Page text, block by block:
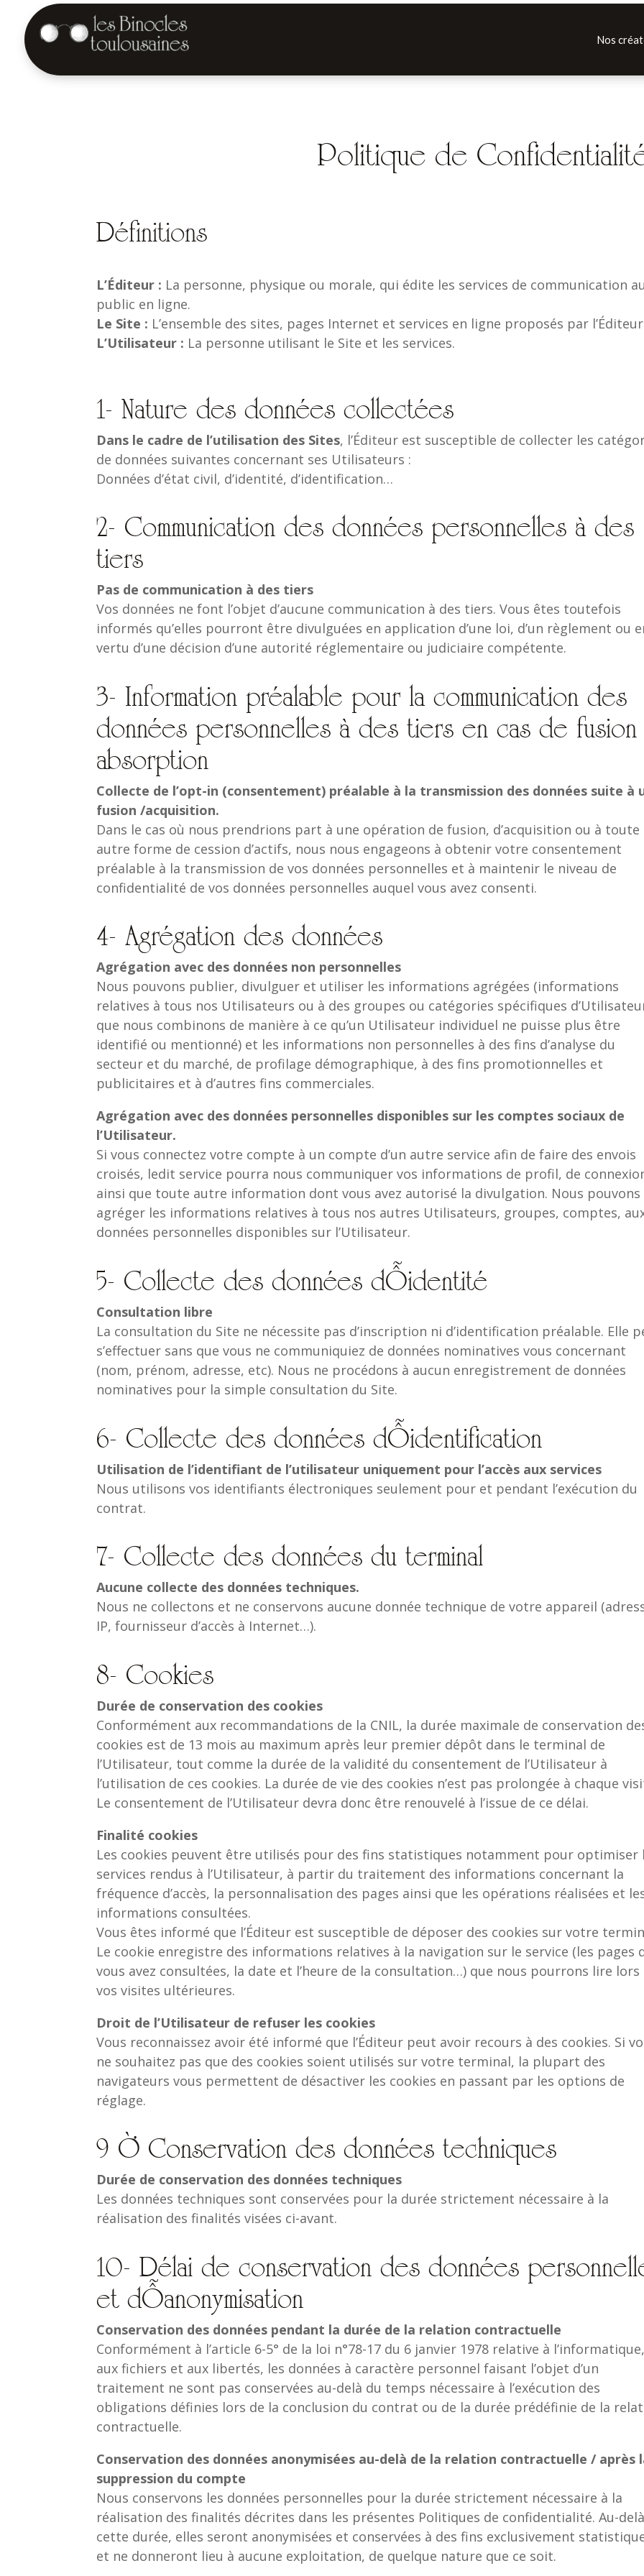
Nos
Politique de
Définitions
L’Éditeur : La personne, physique ou morale, qui édite les services de communication au
public en ligne.
Le Site : L’ensemble des sites, pages Internet et services en ligne proposés par
L’Utilisateur : La personne utilisant le Site et les services.
1- Nature des données collectées
Dans le cadre de l’utilisation des Sites, l’Éditeur est susceptible de collecter les
de données suivantes concernant ses Utilisateurs :
Données d’état civil, d’identité, d’identification…
2- Communication des données personnelles à des
tiers
Pas de communication à des tiers
Vos données ne font l’objet d’aucune communication à des tiers. Vous êtes toutefois
informés qu’elles pourront être divulguées en application d’une loi, d’un règlement ou
vertu d’une décision d’une autorité réglementaire ou judiciaire compétente.
3- Information préalable pour la communication des
données personnelles à des tiers en cas de
absorption
Collecte de l’opt-in (consentement) préalable à la transmission des données suite à
fusion /acquisition.
Dans le cas où nous prendrions part à une opération de fusion, d’acquisition ou à toute
autre forme de cession d’actifs, nous nous engageons à obtenir votre consentement
préalable à la transmission de vos données personnelles et à maintenir le niveau de
confidentialité de vos données personnelles auquel vous avez consenti.
4- Agrégation des données
Agrégation avec des données non personnelles
Nous pouvons publier, divulguer et utiliser les informations agrégées (informations
relatives à tous nos Utilisateurs ou à des groupes ou catégories spécifiques
que nous combinons de manière à ce qu’un Utilisateur individuel ne puisse plus être
identifié ou mentionné) et les informations non personnelles à des fins d’analyse du
secteur et du marché, de profilage démographique, à des fins promotionnelles et
publicitaires et à d’autres fins commerciales.
Agrégation avec des données personnelles disponibles sur les comptes sociaux de
l’Utilisateur.
Si vous connectez votre compte à un compte d’un autre service afin de faire des envois
croisés, ledit service pourra nous communiquer vos informations de profil, de
ainsi que toute autre information dont vous avez autorisé la divulgation. Nous pouvons
agréger les informations relatives à tous nos autres Utilisateurs, groupes, comptes,
données personnelles disponibles sur l’Utilisateur.
5- Collecte des données d’identité
Consultation libre
La consultation du Site ne nécessite pas d’inscription ni d’identification préalable. Elle
s’effectuer sans que vous ne communiquiez de données nominatives vous concernant
(nom, prénom, adresse, etc). Nous ne procédons à aucun enregistrement de données
nominatives pour la simple consultation du Site.
6- Collecte des données d’identification
Utilisation de l’identifiant de l’utilisateur uniquement pour l’accès aux services
Nous utilisons vos identifiants électroniques seulement pour et pendant l’exécution du
contrat.
7- Collecte des données du terminal
Aucune collecte des données techniques.
Nous ne collectons et ne conservons aucune donnée technique de votre appareil
IP, fournisseur d’accès à Internet…).
8- Cookies
Durée de conservation des cookies
Conformément aux recommandations de la CNIL, la durée maximale de conservation
cookies est de 13 mois au maximum après leur premier dépôt dans le terminal de
l’Utilisateur, tout comme la durée de la validité du consentement de l’Utilisateur à
l’utilisation de ces cookies. La durée de vie des cookies n’est pas prolongée à chaque
Le consentement de l’Utilisateur devra donc être renouvelé à l’issue de ce délai.
Finalité cookies
Les cookies peuvent être utilisés pour des fins statistiques notamment pour optimiser
services rendus à l’Utilisateur, à partir du traitement des informations concernant la
fréquence d’accès, la personnalisation des pages ainsi que les opérations réalisées et
informations consultées.
Vous êtes informé que l’Éditeur est susceptible de déposer des cookies sur votre
Le cookie enregistre des informations relatives à la navigation sur le service (les pages
vous avez consultées, la date et l’heure de la consultation…) que nous pourrons lire lors
vos visites ultérieures.
Droit de l’Utilisateur de refuser les cookies
Vous reconnaissez avoir été informé que l’Éditeur peut avoir recours à des cookies. Si
ne souhaitez pas que des cookies soient utilisés sur votre terminal, la plupart des
navigateurs vous permettent de désactiver les cookies en passant par les options de
réglage.
9 – Conservation des données techniques
Durée de conservation des données techniques
Les données techniques sont conservées pour la durée strictement nécessaire à la
réalisation des finalités visées ci-avant.
10- Délai de conservation des données
et d’anonymisation
Conservation des données pendant la durée de la relation contractuelle
Conformément à l’article 6-5° de la loi n°78-17 du 6 janvier 1978 relative à l’informatique,
aux fichiers et aux libertés, les données à caractère personnel faisant l’objet d’un
traitement ne sont pas conservées au-delà du temps nécessaire à l’exécution des
obligations définies lors de la conclusion du contrat ou de la durée prédéfinie de la
contractuelle.
Conservation des données anonymisées au-delà de la relation contractuelle / après
suppression du compte
Nous conservons les données personnelles pour la durée strictement nécessaire à la
réalisation des finalités décrites dans les présentes Politiques de confidentialité. Au-
cette durée, elles seront anonymisées et conservées à des fins exclusivement
et ne donneront lieu à aucune exploitation, de quelque nature que ce soit.